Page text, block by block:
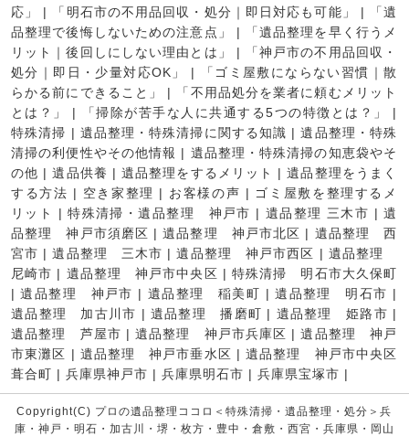
応」
| 「明石市の不用品回収・処分｜即日対応も可能」 |
「遺
品整理で後悔しないための注意点」
|
「遺品整理を早く行うメ
リット｜後回しにしない理由とは」
|
「神戸市の不用品回収・
処分｜即日・少量対応OK」
|
「ゴミ屋敷にならない習慣｜散
らかる前にできること」
|
「不用品処分を業者に頼むメリット
とは？」
| 「掃除が苦手な人に共通する5つの特徴とは？」
|
特殊清掃 | 遺品整理・特殊清掃に関する知識 |遺品整理・特殊
清掃の利便性やその他情報 | 遺品整理・特殊清掃の知恵袋やそ
の他 |遺品供養 |遺品整理をするメリット |遺品整理をうまく
する方法 | 空き家整理 | お客様の声 | ゴミ屋敷を整理するメ
リット
|特殊清掃・遺品整理 神戸市 | 遺品整理 三木市 |遺
品整理 神戸市須磨区 |遺品整理 神戸市北区 | 遺品整理 西
宮市 |遺品整理 三木市 |遺品整理 神戸市西区 | 遺品整理
尼崎市 | 遺品整理 神戸市中央区 | 特殊清掃 明石市大久保町
|遺品整理 神戸市 | 遺品整理 稲美町 |遺品整理 明石市 |
遺品整理 加古川市 | 遺品整理 播磨町 | 遺品整理 姫路市 |
遺品整理 芦屋市 |遺品整理 神戸市兵庫区 |遺品整理 神戸
市東灘区 | 遺品整理 神戸市垂水区 | 遺品整理 神戸市中央区
葺合町 | 兵庫県神戸市 | 兵庫県明石市 | 兵庫県宝塚市 |
Copyright(C) プロの遺品整理ココロ＜特殊清掃・遺品整理・処分＞兵
庫・神戸・明石・加古川・堺・枚方・豊中・倉敷・西宮・兵庫県・岡山